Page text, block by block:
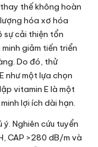
thế không hoàn
hóa xơ hóa
sự cải thiện tổn
giảm tiến triển
Do đó, thử
như một lựa chọn
vitamin E là một
lợi ích dài hạn.
Nghiên cứu tuyển
CAP >280 dB/m và